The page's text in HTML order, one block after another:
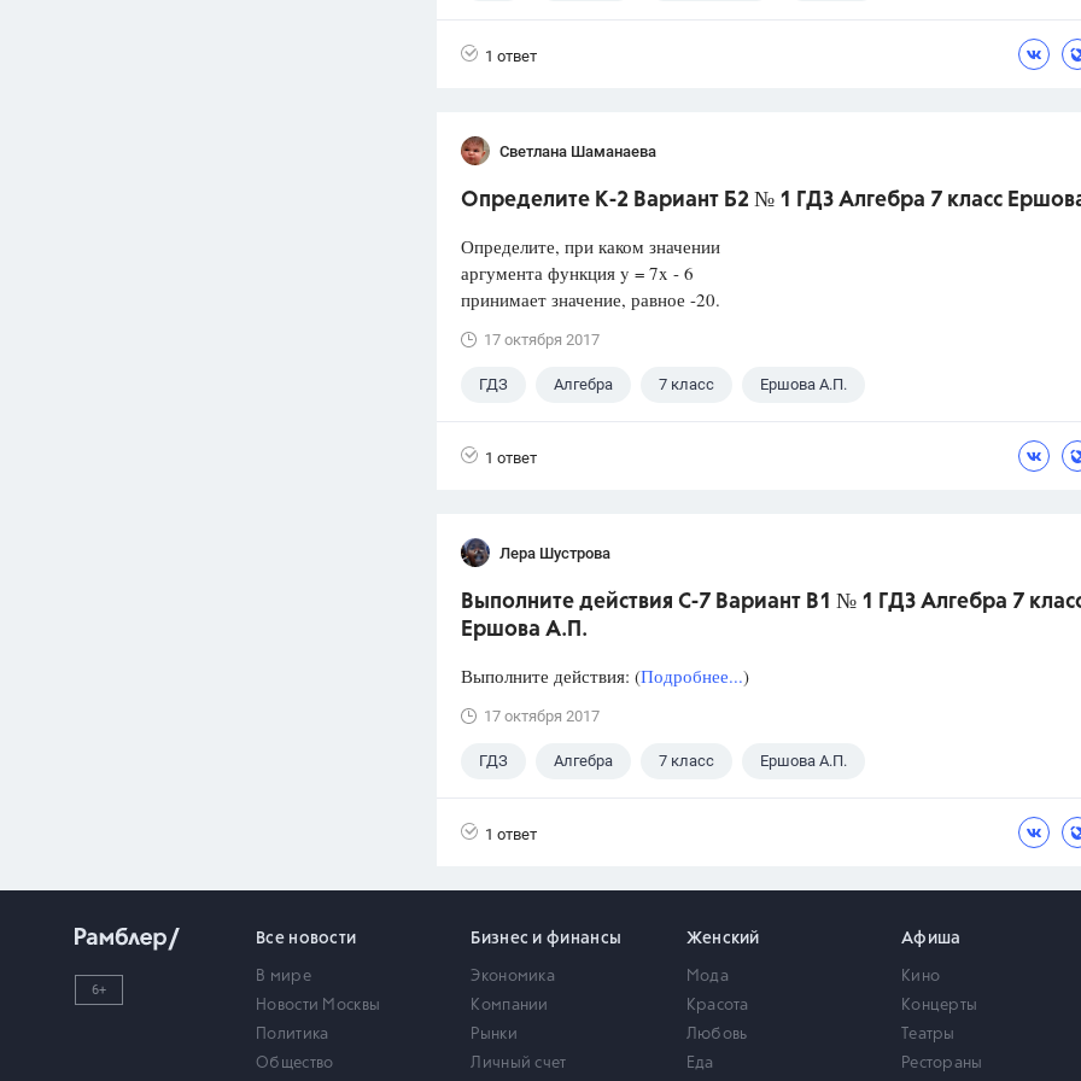
1 ответ
Светлана Шаманаева
Определите К-2 Вариант Б2 № 1 ГДЗ Алгебра 7 класс
Определите, при каком значении
аргумента функция y = 7x - 6
принимает значение, равное -20.
17 октября 2017
ГДЗ Алгебра 7 класс Ершова А.П.
1 ответ
Лера Шустрова
Выполните действия С-7 Вариант В1 № 1 ГДЗ Алгебра 7
Ершова А.П.
Выполните действия: (Подробнее...)
17 октября 2017
ГДЗ Алгебра 7 класс Ершова А.П.
1 ответ
6+
Все новости
В мире
Новости Москвы
Политика
Общество
Бизнес и финансы
Экономика
Компании
Рынки
Личный счет
Женский
Мода
Красота
Любовь
Еда
Афиша
Кино
Концерты
Театры
Рестораны